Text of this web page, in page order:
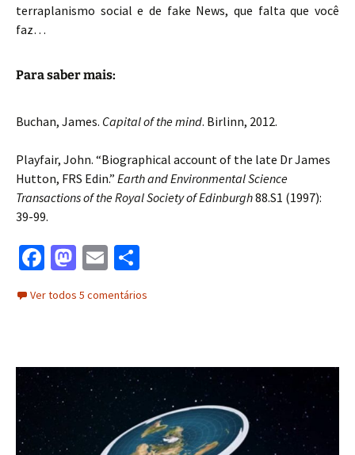
terraplanismo social e de fake News, que falta que você
faz…
Para saber mais:
Buchan, James. Capital of the mind. Birlinn, 2012.
Playfair, John. “Biographical account of the late Dr James
Hutton, FRS Edin.” Earth and Environmental Science
Transactions of the Royal Society of Edinburgh88.S1 (1997):
39-99.
Fa
ce
b
o
k
M
as
to
o
E
m
ai ar
Ver todos 5 comentários